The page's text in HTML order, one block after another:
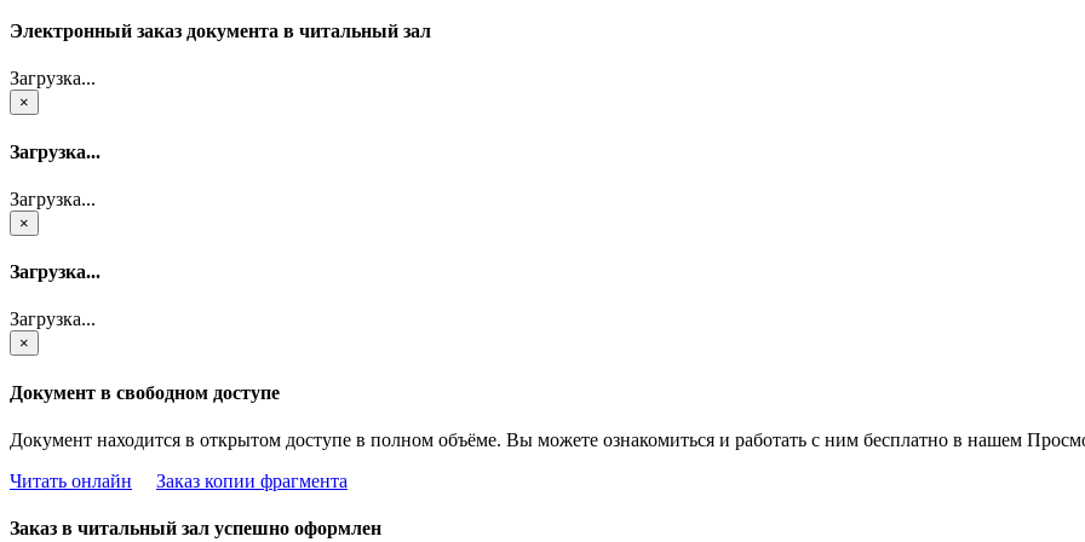
Электронный заказ документа в читальный зал
Загрузка...
×
Загрузка...
Загрузка...
×
Загрузка...
Загрузка...
×
Документ в свободном доступе
Документ находится в открытом доступе в полном объёме. Вы можете ознакомиться и работать с ним бесплатно в нашем
Читать онлайн
Заказ копии фрагмента
Заказ в читальный зал успешно оформлен